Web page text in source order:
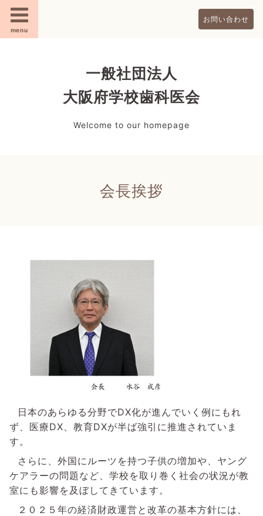
menu
お問い合わせ
一般社団法人
大阪府学校歯科医会
Welcome to our homepage
会長挨拶
日本のあらゆる分野でDX化が進んでいく例にもれ
ず、医療DX 、教育DXが半ば強引に推進されていま
す。
さらに、外国にルーツを持つ子供の増加や、ヤング
ケアラーの問題など、学校を取り巻く社会の状況が教
室にも影響を及ぼしてきています。
２０２５年の経済財政運営と改革の基本方針には、